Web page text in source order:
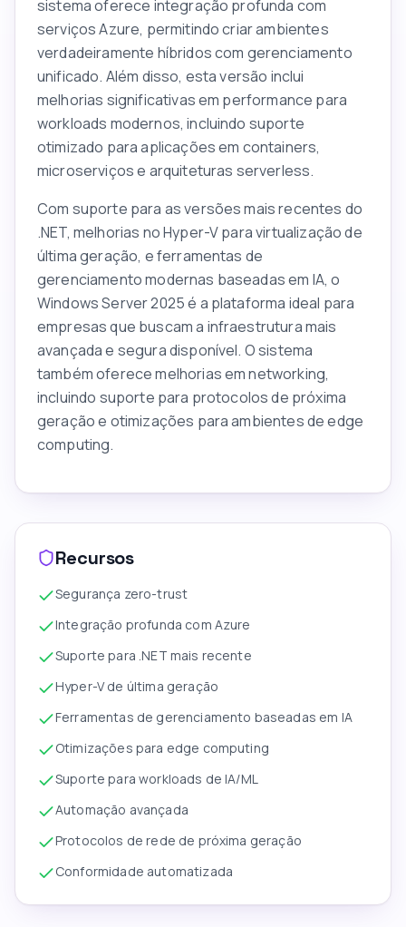
sistema oferece integração profunda com
serviços Azure, permitindo criar ambientes
verdadeiramente híbridos com gerenciamento
unificado. Além disso, esta versão inclui
melhorias significativas em performance para
workloads modernos, incluindo suporte
otimizado para aplicações em containers,
microserviços e arquiteturas serverless.
Com suporte para as versões mais recentes do
.NET, melhorias no Hyper-V para virtualização de
última geração, e ferramentas de
gerenciamento modernas baseadas em IA, o
Windows Server 2025 é a plataforma ideal para
empresas que buscam a infraestrutura mais
avançada e segura disponível. O sistema
também oferece melhorias em networking,
incluindo suporte para protocolos de próxima
geração e otimizações para ambientes de edge
computing.
Recursos
Segurança zero-trust
Integração profunda com Azure
Suporte para .NET mais recente
Hyper-V de última geração
Ferramentas de gerenciamento baseadas em IA
Otimizações para edge computing
Suporte para workloads de IA/ML
Automação avançada
Protocolos de rede de próxima geração
Conformidade automatizada